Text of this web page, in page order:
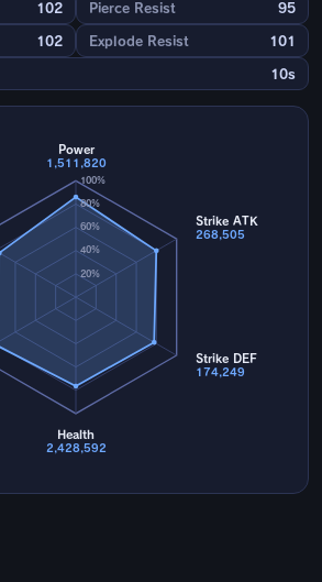
102 Pierce Resist 95
102 Explode Resist 101
10s
20%
40%
60%
80%
100%
Power
1,511,820
Strike ATK
268,505
Strike DEF
174,249
Health
2,428,592